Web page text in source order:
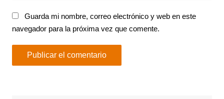
Guarda mi nombre, correo electrónico y web en este
navegador para la próxima vez que comente.